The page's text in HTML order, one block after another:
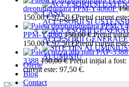
ACCESORII SI
ACCESORII
ALUMINIU
Oferte
Blog
Contact
dreptunghiulara PPM-Y4060F
150,00 €.97,50€Prețul curent
PPM-Y4060150,00€ Prețul
150,00 €.97,50€Prețul curent
3388 150,00€ Prețul inițial a fost:
curent este: 97,50 €.